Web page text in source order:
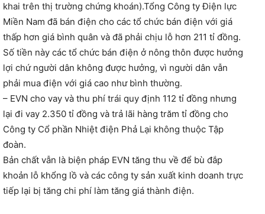
khai trên thị trường chứng khoán).Tổng Công ty Điện lực
Miền Nam đã bán điện cho các tổ chức bán điện với giá
thấp hơn giá bình quân và đã phải chịu lỗ hơn 211 tỉ đồng.
Số tiền này các tổ chức bán điện ở nông thôn được hưởng
lợi chứ người dân không được hưởng, vì người dân vẫn
phải mua điện với giá cao như bình thường.
– EVN cho vay và thu phí trái quy định 112 tỉ đồng nhưng
lại đi vay 2.350 tỉ đồng và trả lãi hàng trăm tỉ đồng cho
Công ty Cổ phần Nhiệt điện Phả Lại không thuộc Tập
đoàn.
Bản chất vẫn là biện pháp EVN tăng thu về để bù đắp
khoản lỗ khổng lồ và các công ty sản xuất kinh doanh trực
tiếp lại bị tăng chi phí làm tăng giá thành điện.